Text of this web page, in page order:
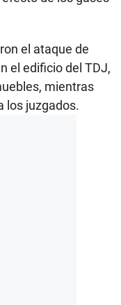
el ataque de
el edificio del TDJ,
mientras
los juzgados.